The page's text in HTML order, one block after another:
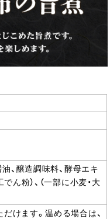
油、醸造調味料、酵母エキ
ん粉）、（一部に小麦・大
けます。温める場合は、